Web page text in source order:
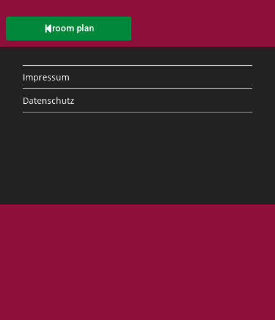
room plan
Impressum
Datenschutz